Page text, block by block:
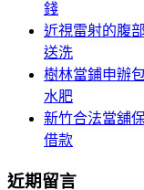
錢
近視雷射的腹
送洗
樹林當鋪申辦
水肥
新竹合法當舖
借款
近期留言